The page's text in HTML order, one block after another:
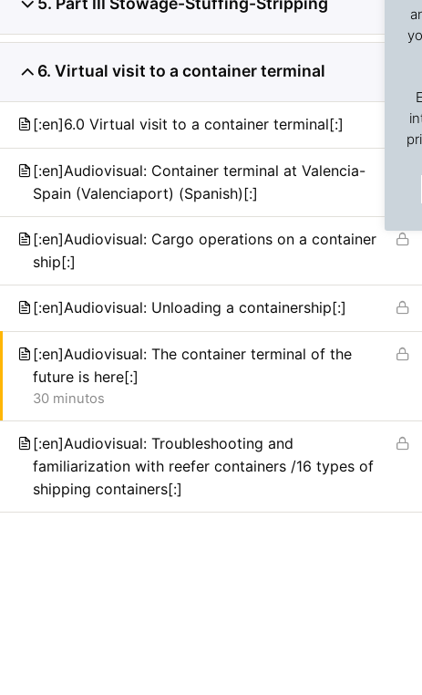
Previous Slide
◀︎
Investigación de daños a
contenedores
de registros de
condición del producto,
transferencia de carga.
6. Virtual visit to a container terminal
[:en]6.0 Virtual visit to a container terminal[:]
[:en]Audiovisual: Container terminal at Valencia-
Spain (Valenciaport) (Spanish)[:]
[:en]Audiovisual: Cargo operations on a container
ship[:]
[:en]Audiovisual: Unloading a containership[:]
[:en]Audiovisual: The container terminal of the
future is here[:]
30 minutos
[:en]Audiovisual: Troubleshooting and
familiarization with reefer containers /16 types of
shipping containers[:]